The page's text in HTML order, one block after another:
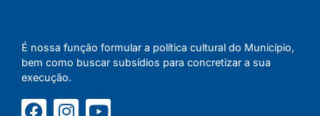
É nossa função formular a política cultural do Município,
bem como buscar subsídios para concretizar a sua
execução.